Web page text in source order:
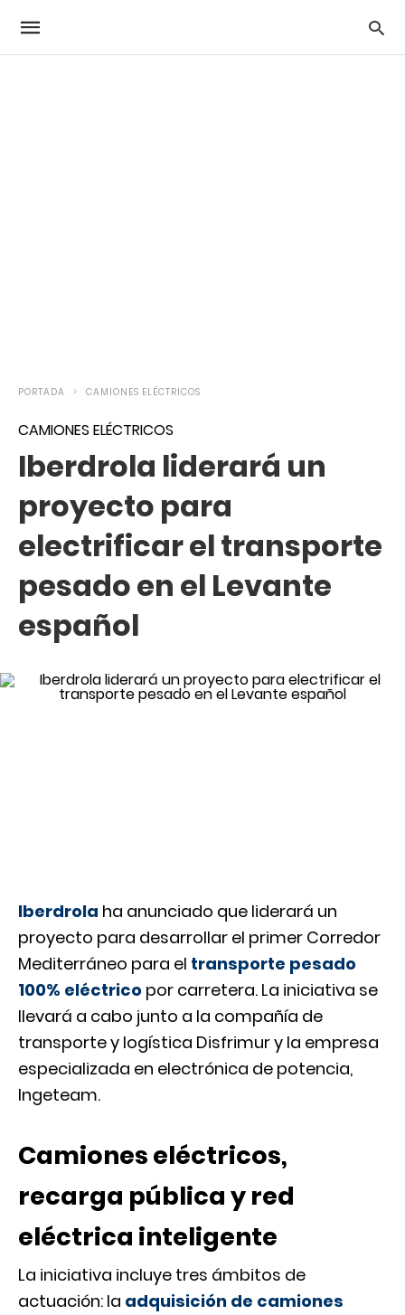
PORTADA CAMIONES ELÉCTRICOS
CAMIONES ELÉCTRICOS
Iberdrola liderará un
proyecto para
electrificar el transporte
pesado en el Levante
español
Iberdrola ha anunciado que liderará un
proyecto para desarrollar el primer Corredor
Mediterráneo para el transporte pesado
100% eléctrico por carretera. La iniciativa se
llevará a cabo junto a la compañía de
transporte y logística Disfrimur y la empresa
especializada en electrónica de potencia,
Ingeteam.
Camiones eléctricos,
recarga pública y red
eléctrica inteligente
La iniciativa incluye tres ámbitos de
actuación: la adquisición de camiones